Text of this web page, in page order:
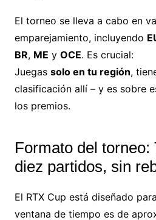
El torneo se lleva a cabo en
emparejamiento, incluyendo
BR, ME y OCE. Es crucial:
Juegas solo en tu región,
clasificación allí – y es sobre
los premios.
Formato del torneo:
diez partidos, sin
El RTX Cup está diseñado para
ventana de tiempo es de